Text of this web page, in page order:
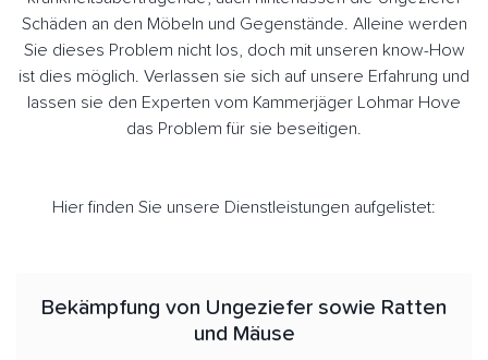
Schäden an den Möbeln und Gegenstände. Alleine werden
Sie dieses Problem nicht los, doch mit unseren know-How
ist dies möglich. Verlassen sie sich auf unsere Erfahrung und
lassen sie den Experten vom Kammerjäger Lohmar Hove
das Problem für sie beseitigen.
Hier finden Sie unsere Dienstleistungen aufgelistet:
Bekämpfung von Ungeziefer sowie Ratten
und Mäuse